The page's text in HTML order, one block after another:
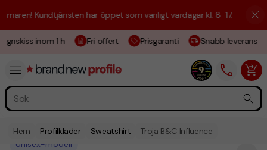
Kundtjänsten har öppet som vanligt vardagar kl. 8–17. ☀️ Vi är
inom 1 h Fri offert Prisgaranti Snabb leverans
Hem Profilkläder Sweatshirt Tröja B&C Influence
Unisex-modell